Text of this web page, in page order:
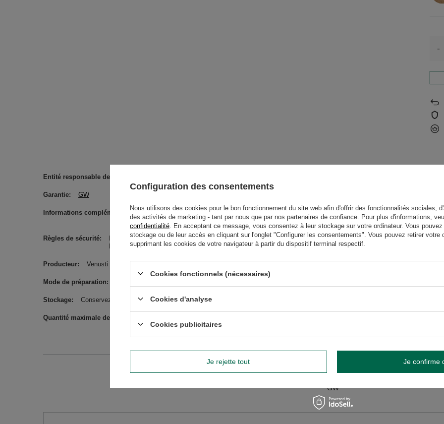
-
Entité responsable de ce produit dans l'UE
Garantie GW
Informations complémentaires
Veuillez noter que les noms des saveurs des échantillons de maté donnés se trouvent sur l'étiquette
informations sur la composition.
Règles de sécurité
Ébouillantez la bombilla/paille avant utilisation. Évitez de la laver au lave-vaisselle.
Ébouillanter le plat avant de l'utiliser. Éviter le lavage au lave-vaisselle.
Producteur Venusti sp. z o.o. ul. Tygrysia 6a, 21-040 Świdnik, Pologne NIP: 6121860348 REGON: 366578876 info@venusti.eu
Mode de préparation
Stockage Conservez dans un endroit sec et frais.
Quantité maximale de marchandises dans la commande pour les tailles
GW
GW
Configuration des consentements
Nous utilisons des cookies pour le bon fonctionnement du site web afin d'offrir des fonctionnalités sociales,
des activités de marketing - tant par nous que par nos partenaires de confiance. Pour plus d'informations,
confidentialité . En acceptant ce message, vous consentez à leur stockage sur votre ordinateur. Vous
stockage ou de leur accès en cliquant sur l'onglet "Configurer les consentements". Vous pouvez retirer votre
supprimant les cookies de votre navigateur à partir du dispositif terminal respectif.
Cookies fonctionnels (nécessaires)
Cookies d'analyse
Cookies publicitaires
Je rejette tout Je confirme